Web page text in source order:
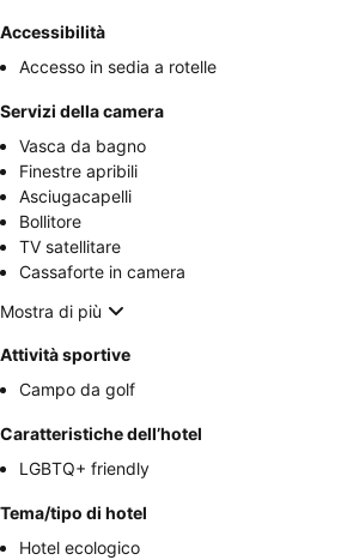
Accessibilità
Accesso in sedia a rotelle
Servizi della camera
Vasca da bagno
Finestre apribili
Asciugacapelli
Bollitore
TV satellitare
Cassaforte in camera
Mostra di più
Attività sportive
Campo da golf
Caratteristiche dell’hotel
LGBTQ+ friendly
Tema/tipo di hotel
Hotel ecologico